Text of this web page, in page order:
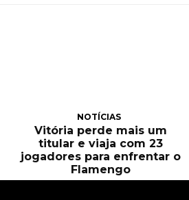
NOTÍCIAS
Vitória perde mais um
titular e viaja com 23
jogadores para enfrentar o
Flamengo